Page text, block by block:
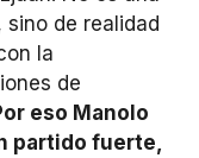
de realidad
la
de
eso Manolo
partido fuerte,